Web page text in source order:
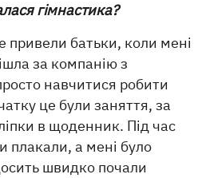
гімнастика?
привели батьки, коли мені
за компанію з
навчитися робити
це були заняття, за
в щоденник. Під час
плакали, а мені було
швидко почали